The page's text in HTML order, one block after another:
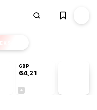
EKSTRA
GBP
64,21